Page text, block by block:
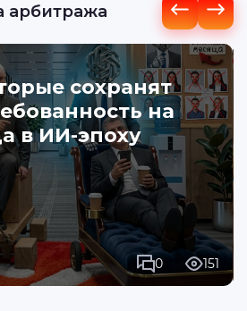
арбитража
сохранят
на
в ИИ-эпоху
0 151